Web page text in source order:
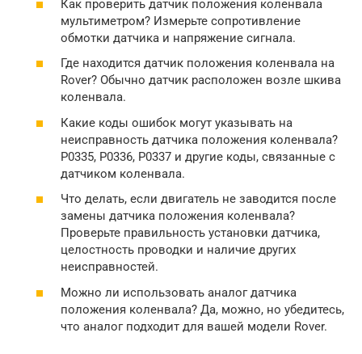
Как проверить датчик положения коленвала
мультиметром? Измерьте сопротивление
обмотки датчика и напряжение сигнала.
Где находится датчик положения коленвала на
Rover? Обычно датчик расположен возле шкива
коленвала.
Какие коды ошибок могут указывать на
неисправность датчика положения коленвала?
P0335, P0336, P0337 и другие коды, связанные с
датчиком коленвала.
Что делать, если двигатель не заводится после
замены датчика положения коленвала?
Проверьте правильность установки датчика,
целостность проводки и наличие других
неисправностей.
Можно ли использовать аналог датчика
положения коленвала? Да, можно, но убедитесь,
что аналог подходит для вашей модели Rover.